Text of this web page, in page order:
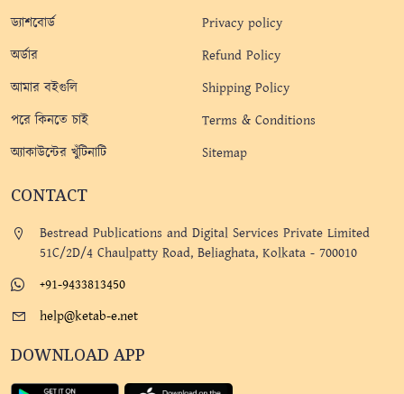
ড্যাশবোর্ড
অর্ডার
আমার বইগুলি
পরে কিনতে চাই
অ্যাকাউন্টের খুঁটিনাটি
Privacy policy
Refund Policy
Shipping Policy
Terms & Conditions
Sitemap
CONTACT
Bestread Publications and Digital Services Private Limited
51C/2D/4 Chaulpatty Road, Beliaghata, Kolkata - 700010
+91-9433813450
help@ketab-e.net
DOWNLOAD APP